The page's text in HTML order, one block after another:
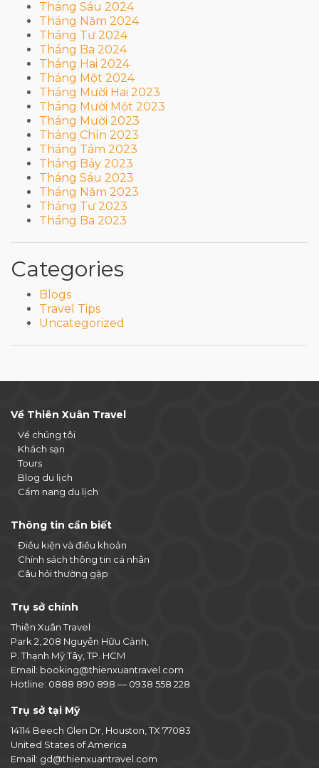
Tháng Sáu 2024
Tháng Năm 2024
Tháng Tư 2024
Tháng Ba 2024
Tháng Hai 2024
Tháng Một 2024
Tháng Mười Hai 2023
Tháng Mười Một 2023
Tháng Mười 2023
Tháng Chín 2023
Tháng Tám 2023
Tháng Bảy 2023
Tháng Sáu 2023
Tháng Năm 2023
Tháng Tư 2023
Tháng Ba 2023
Categories
Blogs
Travel Tips
Uncategorized
Về Thiên Xuân Travel
Về chúng tôi
Khách sạn
Tours
Blog du lịch
Cẩm nang du lịch
Thông tin cần biết
Điều kiện và điều khoản
Chính sách thông tin cá nhân
Câu hỏi thường gặp
Trụ sở chính
Thiên Xuân Travel
Park 2, 208 Nguyễn Hữu Cảnh,
P. Thạnh Mỹ Tây, TP. HCM
Email: booking@thienxuantravel.com
Hotline: 0888 890 898 — 0938 558 228
Trụ sở tại Mỹ
14114 Beech Glen Dr, Houston, TX 77083
United States of America
Email: gd@thienxuantravel.com